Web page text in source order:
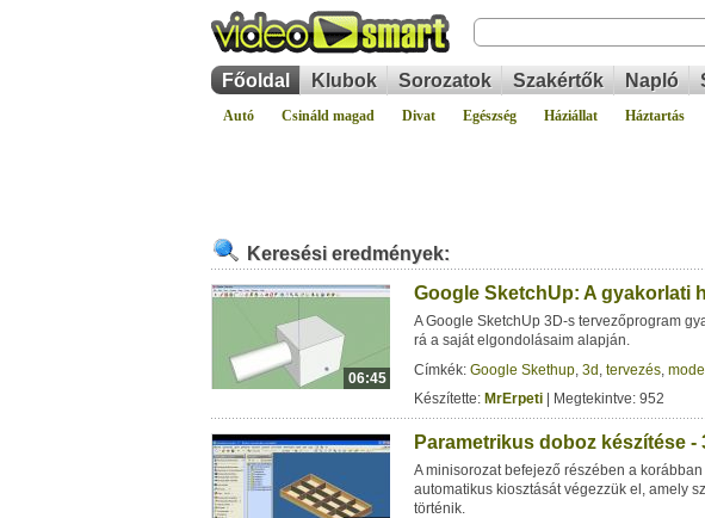
Főoldal Klubok Sorozatok Szakértők Napló
Autó Csináld magad Divat Egészség Háziállat Háztartás
Keresési eredmények:
06:45
Google SketchUp: A gyakorlati
A Google SketchUp 3D-s tervezőprogram
rá a saját elgondolásaim alapján.
Címkék: Google Skethup, 3d , tervezés,
Készítette: MrErpeti | Megtekintve: 952
Parametrikus doboz készítése -
A minisorozat befejező részében a
automatikus kiosztását végezzük el, amely
történik.